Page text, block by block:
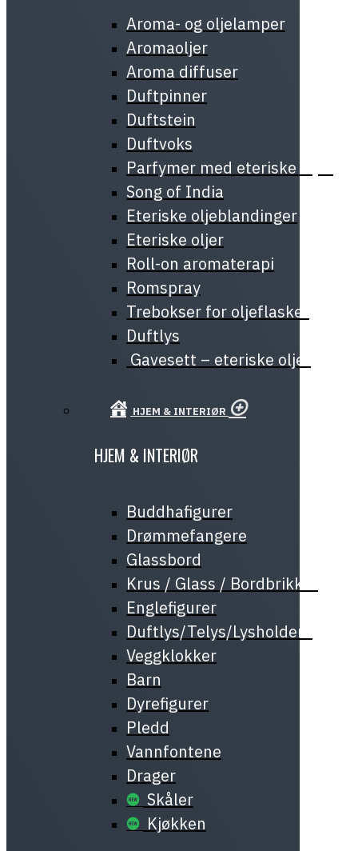
Aroma- og oljelamper
Aromaoljer
Aroma diffuser
Duftpinner
Duftstein
Duftvoks
Parfymer med eteriske oljer
Song of India
Eteriske oljeblandinger
Eteriske oljer
Roll-on aromaterapi
Romspray
Trebokser for oljeflasker
Duftlys
Gavesett – eteriske oljer
HJEM & INTERIØR
HJEM & INTERIØR
Buddhafigurer
Drømmefangere
Glassbord
Krus / Glass / Bordbrikker
Englefigurer
Duftlys/Telys/Lysholdere
Veggklokker
Barn
Dyrefigurer
Pledd
Vannfontene
Drager
Skåler
Kjøkken